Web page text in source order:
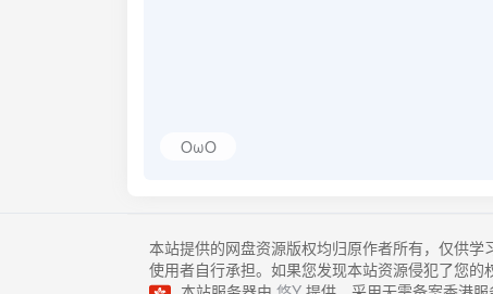
OωO
本站提供的网盘资源版权均归原作者所有，仅供
使用者自行承担。如果您发现本站资源侵犯了您的